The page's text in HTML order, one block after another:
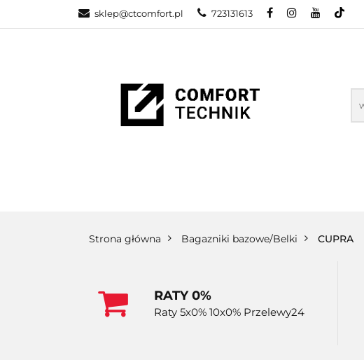
sklep@ctcomfort.pl 723131613
NAMIOTY DACHOWE
Strona główna Bagazniki bazowe/Belki CUPRA
RATY 0%
Raty 5x0% 10x0% Przelewy24